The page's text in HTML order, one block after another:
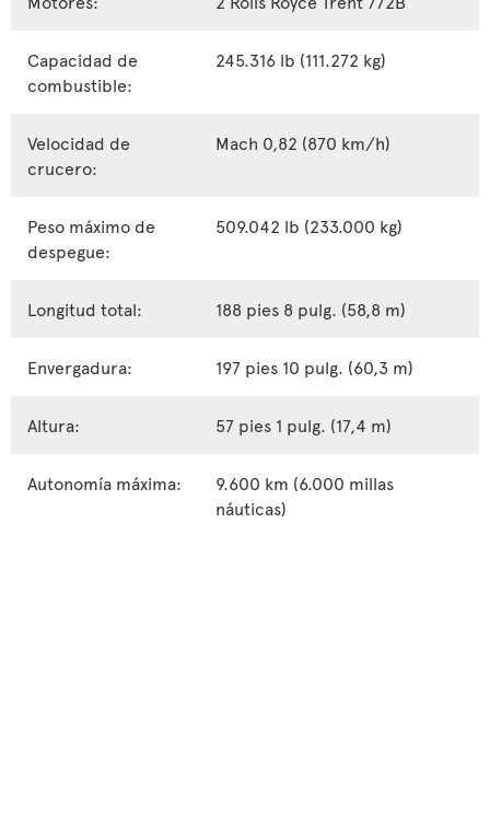
Capacidad de
combustible:
245.316 lb (111.272 kg)
Velocidad de
crucero:
Mach 0,82 (870 km/h)
Peso máximo de
despegue:
509.042 lb (233.000 kg)
Longitud total: 188 pies 8 pulg. (58,8 m)
Envergadura: 197 pies 10 pulg. (60,3 m)
Altura: 57 pies 1 pulg. (17,4 m)
Autonomía máxima:
9.600 km (6.000 millas
náuticas)